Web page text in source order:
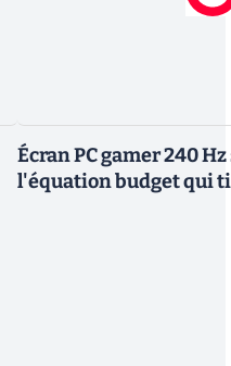
Écran PC gamer 240
l'équation budget qui